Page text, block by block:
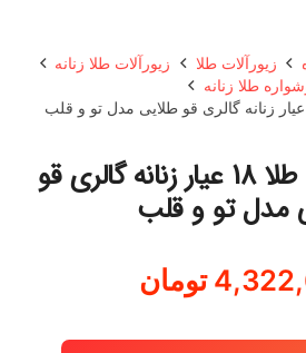
زیورآلات طلا
زیورآلات طلا زنانه
طلا زنانه
گوشواره میخی طلا 18 عیار زنانه گالری قو
مدل تو و قلب
تومان